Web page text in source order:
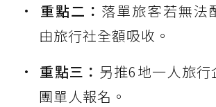
重點二： 落單旅客若無法
由旅行社全額吸收。
重點三： 另推6地一人旅
團單人報名。